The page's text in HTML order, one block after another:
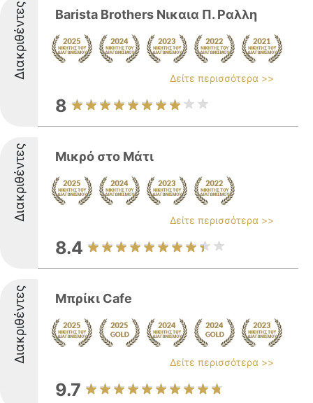
Διακριθέντες Barista Brothers Νικαια Π. Ραλλη
Δείτε περισσότερα >>
8
Διακριθέντες Μικρό στο Μάτι
Δείτε περισσότερα >>
8.4
Διακριθέντες Μπρίκι Cafe
Δείτε περισσότερα >>
9.7